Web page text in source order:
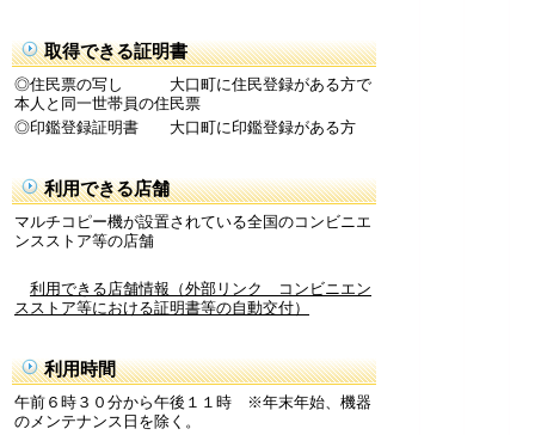
取得できる証明書
◎住民票の写し 大口町に住民登録がある方で
本人と同一世帯員の住民票
◎印鑑登録証明書 大口町に印鑑登録がある方
利用できる店舗
マルチコピー機が設置されている全国のコンビニエ
ンスストア等の店舗
利用できる店舗情報（外部リンク コンビニエン
スストア等における証明書等の自動交付）
利用時間
午前６時３０分から午後１１時 ※年末年始、機器
のメンテナンス日を除く。